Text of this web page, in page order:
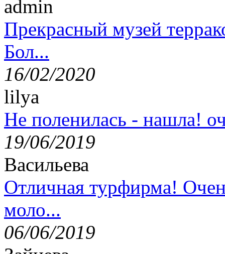
admin
Прекрасный музей
Бол...
16/02/2020
lilya
Не поленилась - нашла!
19/06/2019
Васильева
Отличная турфирма!
моло...
06/06/2019